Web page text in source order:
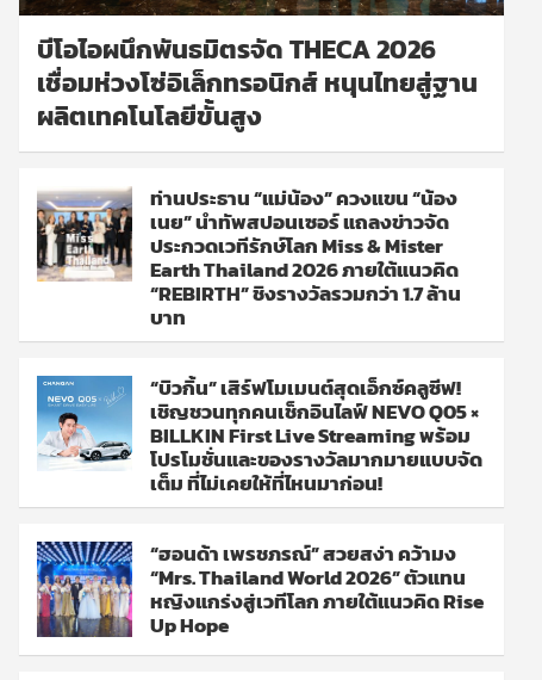
บีโอไอผนึกพันธมิตรจัด THECA 2026
เชื่อมห่วงโซ่อิเล็กทรอนิกส์ หนุนไทยสู่ฐาน
ผลิตเทคโนโลยีขั้นสูง
ท่านประธาน “แม่น้อง” ควงแขน “น้อง
เนย” นำทัพสปอนเซอร์ แถลงข่าวจัด
ประกวดเวทีรักษ์โลก Miss & Mister
Earth Thailand 2026 ภายใต้แนวคิด
“REBIRTH” ชิงรางวัลรวมกว่า 1.7 ล้าน
บาท
“บิวกิ้น” เสิร์ฟโมเมนต์สุดเอ็กซ์คลูซีฟ!
เชิญชวนทุกคนเช็กอินไลฟ์ NEVO Q05 ×
BILLKIN First Live Streaming พร้อม
โปรโมชั่นและของรางวัลมากมายแบบจัด
เต็ม ที่ไม่เคยให้ที่ไหนมาก่อน!
“ฮอนด้า เพรชภรณ์” สวยสง่า คว้ามง
“Mrs. Thailand World 2026” ตัวแทน
หญิงแกร่งสู่เวทีโลก ภายใต้แนวคิด Rise
Up Hope